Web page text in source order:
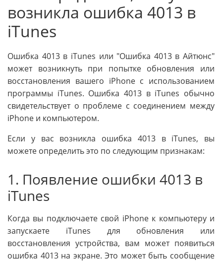
возникла ошибка 4013 в
iTunes
Ошибка 4013 в iTunes или "Ошибка 4013 в Айтюнс"
может возникнуть при попытке обновления или
восстановления вашего iPhone с использованием
программы iTunes. Ошибка 4013 в iTunes обычно
свидетельствует о проблеме с соединением между
iPhone и компьютером.
Если у вас возникла ошибка 4013 в iTunes, вы
можете определить это по следующим признакам:
1. Появление ошибки 4013 в
iTunes
Когда вы подключаете свой iPhone к компьютеру и
запускаете iTunes для обновления или
восстановления устройства, вам может появиться
ошибка 4013 на экране. Это может быть сообщение